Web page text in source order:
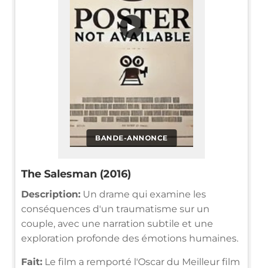
BANDE-ANNONCE
▶
The Salesman (2016)
Description: Un drame qui examine les
conséquences d'un traumatisme sur un
couple, avec une narration subtile et une
exploration profonde des émotions humaines.
Fait: Le film a remporté l'Oscar du Meilleur film